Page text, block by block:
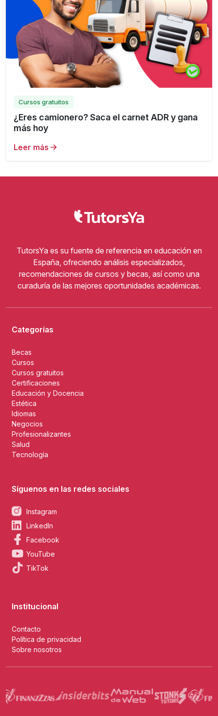
Cursos gratuitos
¿Eres camionero? Saca el carnet ADR y gana
más hoy
Leer más
TutorsYa es su fuente de referencia en educación en
España, ofreciendo análisis especializados,
recomendaciones de cursos y becas, así como una
curaduría de las mejores oportunidades académicas.
Categorías
Becas
Cursos
Cursos gratuitos
Certificaciones
Educación y Docencia
Estética
Idiomas
Negocios
Profesionalizantes
Salud
Tecnología
Síguenos en las redes sociales
Instagram
LinkedIn
Facebook
YouTube
TikTok
Institucional
Contacto
Política de privacidad
Sobre nosotros